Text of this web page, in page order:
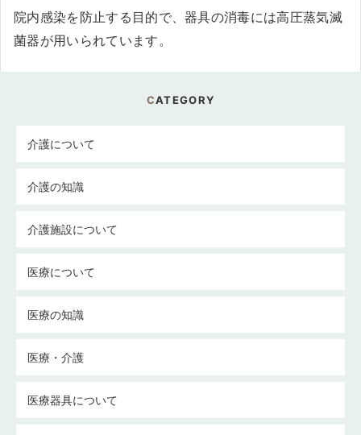
院内感染を防止する目的で、器具の消毒には高圧蒸気滅
菌器が用いられています。
CATEGORY
介護について
介護の知識
介護施設について
医療について
医療の知識
医療・介護
医療器具について